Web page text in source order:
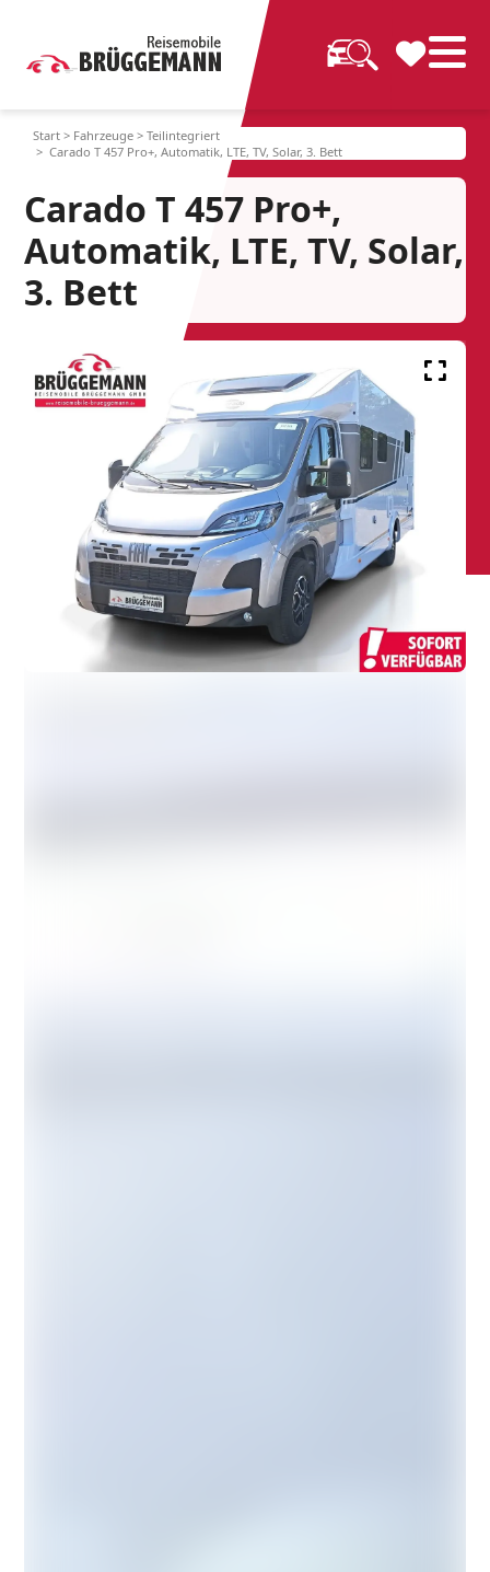
Start > Fahrzeuge >Teilintegriert
> Carado T 457 Pro+, Automatik, LTE, TV, Solar, 3. Bett
Carado T 457 Pro+,
Automatik, LTE, TV, Solar,
3. Bett